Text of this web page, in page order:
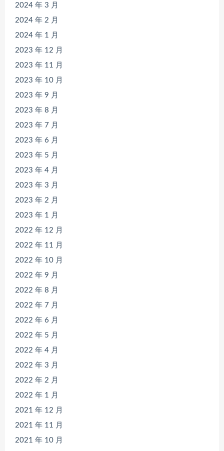
2024 年 3 月
2024 年 2 月
2024 年 1 月
2023 年 12 月
2023 年 11 月
2023 年 10 月
2023 年 9 月
2023 年 8 月
2023 年 7 月
2023 年 6 月
2023 年 5 月
2023 年 4 月
2023 年 3 月
2023 年 2 月
2023 年 1 月
2022 年 12 月
2022 年 11 月
2022 年 10 月
2022 年 9 月
2022 年 8 月
2022 年 7 月
2022 年 6 月
2022 年 5 月
2022 年 4 月
2022 年 3 月
2022 年 2 月
2022 年 1 月
2021 年 12 月
2021 年 11 月
2021 年 10 月